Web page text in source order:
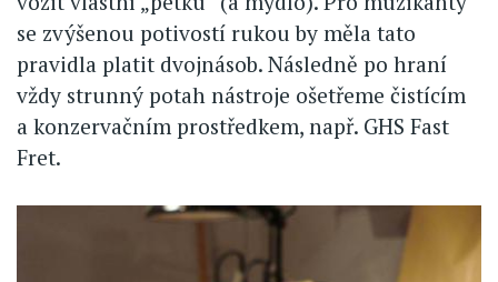
se zvýšenou potivostí rukou by měla tato
pravidla platit dvojnásob. Následně po hraní
vždy strunný potah nástroje ošetřeme čistícím
a konzervačním prostředkem, např. GHS Fast
Fret.